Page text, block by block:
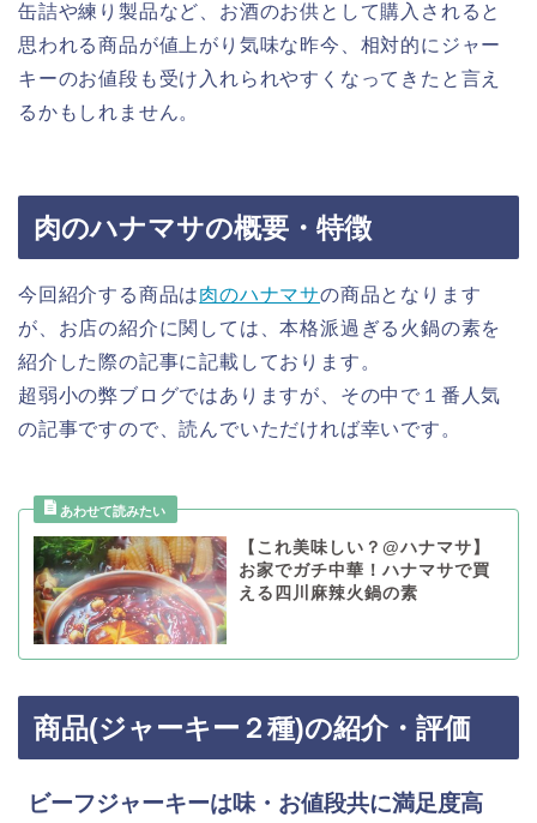
缶詰や練り製品など、お酒のお供として購入されると
思われる商品が値上がり気味な昨今、相対的にジャー
キーのお値段も受け入れられやすくなってきたと言え
るかもしれません。
肉のハナマサの概要・特徴
今回紹介する商品は肉のハナマサの商品となります
が、お店の紹介に関しては、本格派過ぎる火鍋の素を
紹介した際の記事に記載しております。
超弱小の弊ブログではありますが、その中で１番人気
の記事ですので、読んでいただければ幸いです。
【これ美味しい？@ハナマサ】
お家でガチ中華！ハナマサで買
える四川麻辣火鍋の素
商品(ジャーキー２種)の紹介・評価
ビーフジャーキーは味・お値段共に満足度高